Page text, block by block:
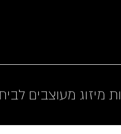
מיזוג מעוצבים